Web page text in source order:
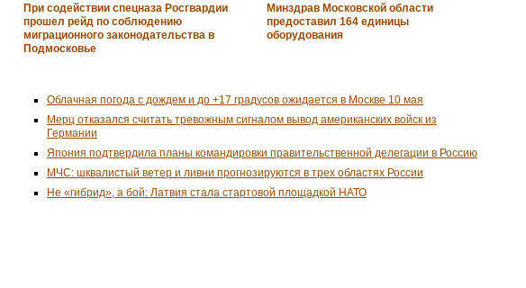
При содействии спецназа Росгвардии
прошел рейд по соблюдению
миграционного законодательства в
Подмосковье
Минздрав Московской области
предоставил 164 единицы
оборудования
Облачная погода с дождем и до +17 градусов ожидается в Москве 10 мая
Мерц отказался считать тревожным сигналом вывод американских войск из
Германии
Япония подтвердила планы командировки правительственной делегации в Россию
МЧС: шквалистый ветер и ливни прогнозируются в трех областях России
Не «гибрид», а бой: Латвия стала стартовой площадкой НАТО